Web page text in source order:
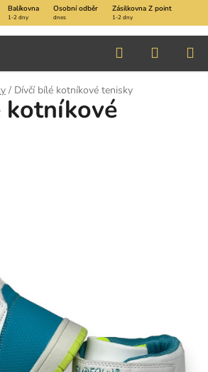
Balíkovna Osobní odběr Zásilkovna Z point
1-2 dny dnes 1-2 dny
Hledat
KOŠÍK
/ Dívčí bílé kotníkové tenisky